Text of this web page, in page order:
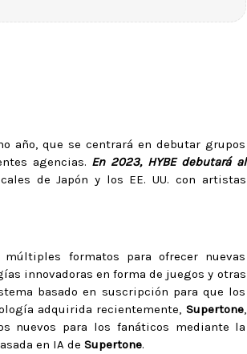
año, que se centrará en debutar grupos
agencias. En 2023, HYBE debutará al
de Japón y los EE. UU. con artistas
formatos para ofrecer nuevas
innovadoras en forma de juegos y otras
basado en suscripción para que los
adquirida recientemente, Supertone,
nuevos para los fanáticos mediante la
en IA de Supertone.